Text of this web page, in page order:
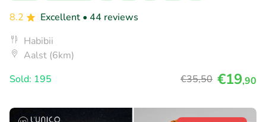
8.2
Excellent • 44 reviews
Habibii
Aalst (6km)
Sold: 195
€35,50 €19,90